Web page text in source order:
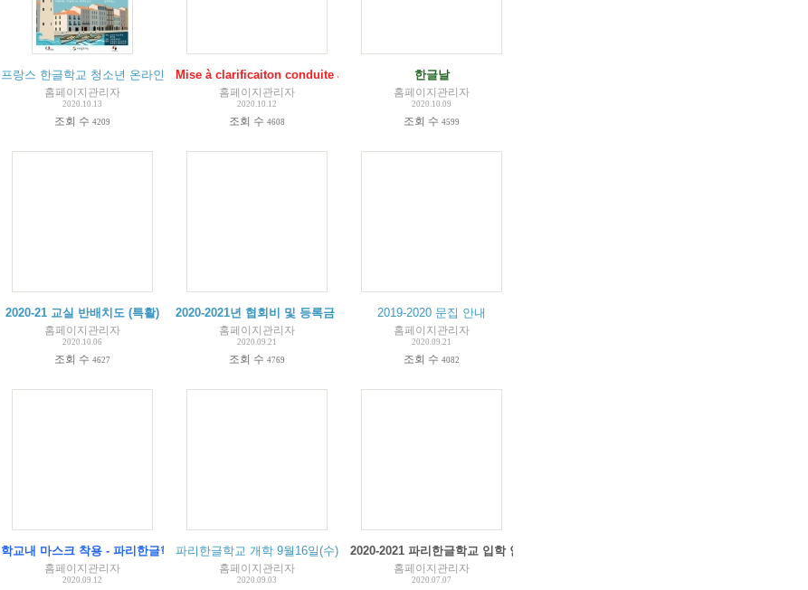
프랑스 한글학교 청소년 온라인 캠프 (1 )
홈페이지관리자
2020.10.13
조회 수 4209
Mise à clarificaiton conduite à tenir COVID 19 - IMPORTANT
홈페이지관리자
2020.10.12
조회 수 4608
한글날
홈페이지관리자
2020.10.09
조회 수 4599
2020-21 교실 반배치도 (특활)
홈페이지관리자
2020.10.06
조회 수 4627
2020-2021년 협회비 및 등록금 납부 안내 (2)
홈페이지관리자
2020.09.21
조회 수 4769
2019-2020 문집 안내
홈페이지관리자
2020.09.21
조회 수 4082
학교내 마스크 착용 - 파리한글학교 코로나 예방 수칙
홈페이지관리자
2020.09.12
파리한글학교 개학 9월16일(수) 14시 - 총회 안내 및 회의록 (2)
홈페이지관리자
2020.09.03
2020-2021 파리한글학교 입학 안내
홈페이지관리자
2020.07.07